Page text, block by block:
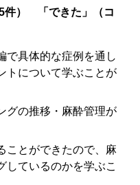
件） 「できた」（コ
で具体的な症例を通し
トについて学ぶことが
グの推移・麻酔管理が
ことができたので、麻
しているのかを学ぶこ